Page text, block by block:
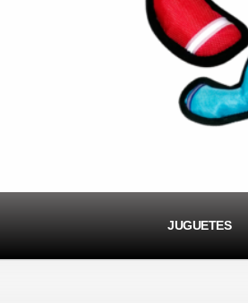
JUGUETES